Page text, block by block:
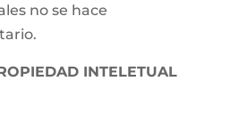
no se hace
INTELETUAL